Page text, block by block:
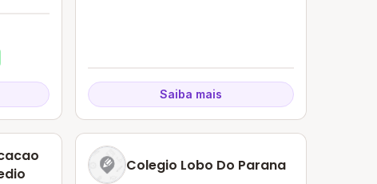
Saiba mais
Colegio Lobo Do Parana